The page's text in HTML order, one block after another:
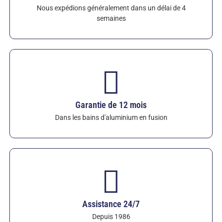
Issues de notre gamme de céramiques techniques
portefeuille complet dédié à la manipulation des
de 12 mois contre les défauts).
Nous expédions généralement dans un délai de 4
semaines
Garantie de 12 mois
Dans les bains d'aluminium en fusion
Assistance 24/7
Depuis 1986